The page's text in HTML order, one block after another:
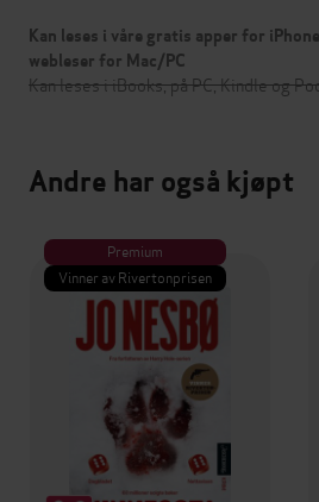
Kan leses i våre gratis apper for
webleser for Mac/PC
Kan leses i iBooks, på PC, Kindle og
Andre har også kjøpt
Premium
Vinner av Rivertonprisen